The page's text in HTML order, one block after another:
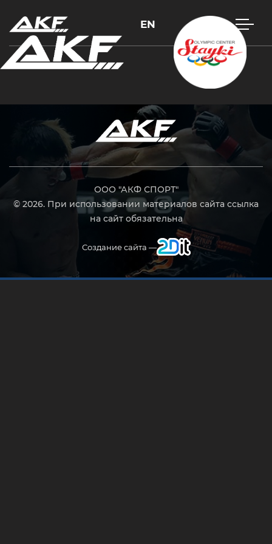
EN
ООО "АКФ СПОРТ"
© 2026. При использовании материалов сайта ссылка
на сайт обязательна
Создание сайта —
Нажмите Enter для поиска или Esc, чтобы закрыть